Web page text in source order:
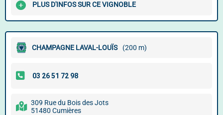
PLUS D'INFOS SUR CE VIGNOBLE
CHAMPAGNE LAVAL-LOUÏS (200 m)
309 Rue du Bois des Jots
51480 Cumières